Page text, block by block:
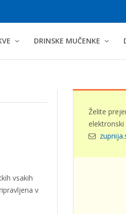
DRINSKE MUČENKE
vsakih
v
Želite